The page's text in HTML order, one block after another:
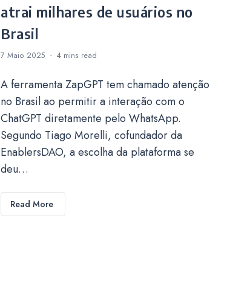
atrai milhares de usuários no
Brasil
7 Maio 2025 4 mins read
A ferramenta ZapGPT tem chamado atenção
no Brasil ao permitir a interação com o
ChatGPT diretamente pelo WhatsApp.
Segundo Tiago Morelli, cofundador da
EnablersDAO, a escolha da plataforma se
deu…
Read More